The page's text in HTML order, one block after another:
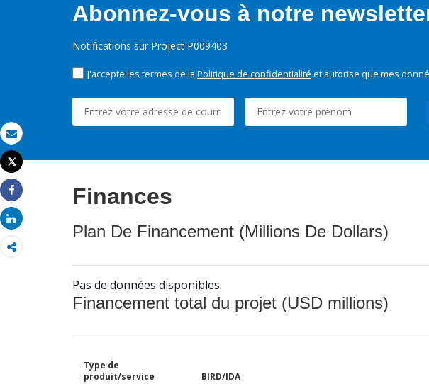
Email
Imprimer
Tweet
Share
Share
Abonnez-vous à notre
Notifications sur Project P009403
J'accepte les termes de la Politique de confidentialité et autorise que mes
Finances
Plan De Financement (Millions De Dollars)
Pas de données disponibles.
Financement total du projet (USD millions)
Type de
produit/service
BIRD/IDA